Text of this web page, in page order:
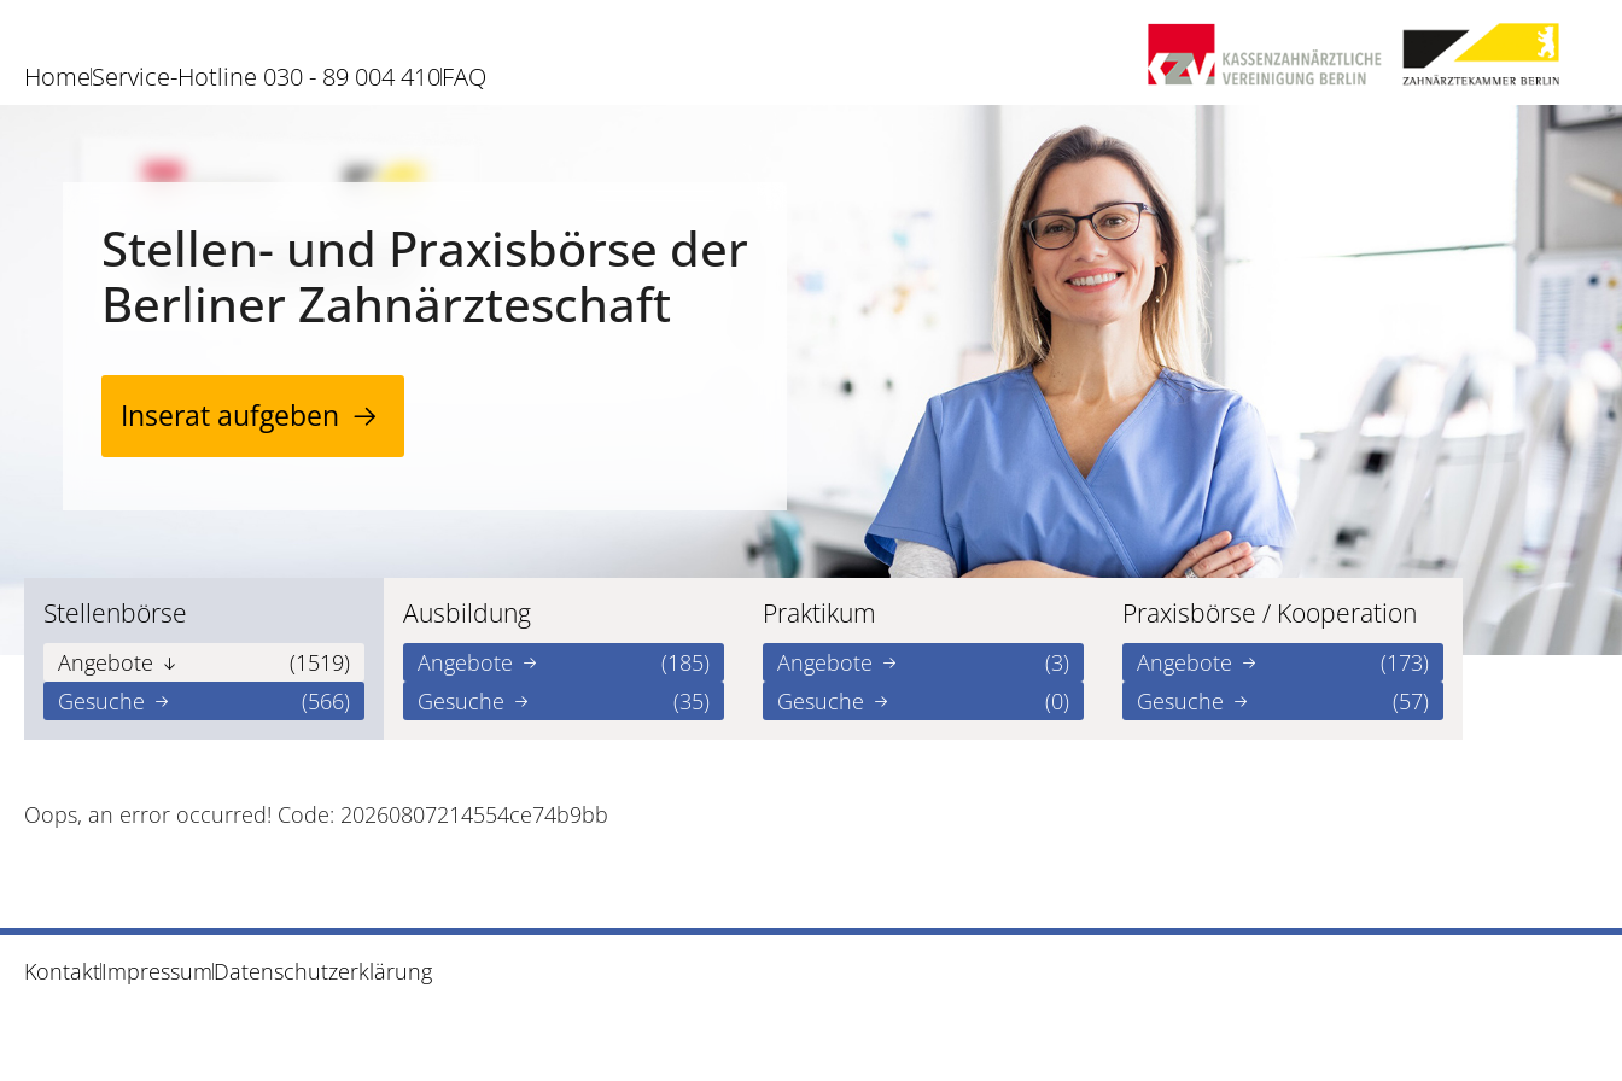
HomeService-Hotline 030 - 89 004 410FAQ
Stellen- und Praxisbörse der
Berliner Zahnärzteschaft
Inserat aufgeben
Stellenbörse
Angebote
(1519)
Gesuche
(566)
Ausbildung
Angebote
(185)
Gesuche
(35)
Praktikum
Angebote
(3)
Gesuche
(0)
Praxisbörse / Kooperation
Angebote
(173)
Gesuche
(57)
Oops, an error occurred! Code: 20260807214554ce74b9bb
KontaktImpressumDatenschutzerklärung